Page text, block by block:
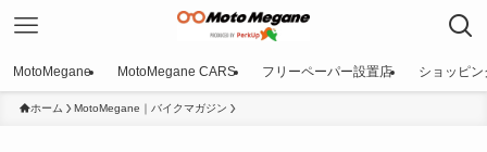
MotoMegane MotoMegane CARS フリーペーパー設置店 ショッピン
ホーム MotoMegane｜バイクマガジン